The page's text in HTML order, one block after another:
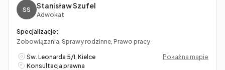
SS Stanisław Szufel
Adwokat
Specjalizacje:
Zobowiązania, Sprawy rodzinne, Prawo pracy
Św. Leonarda 5/1, Kielce
Pokaż na mapie
Konsultacja prawna